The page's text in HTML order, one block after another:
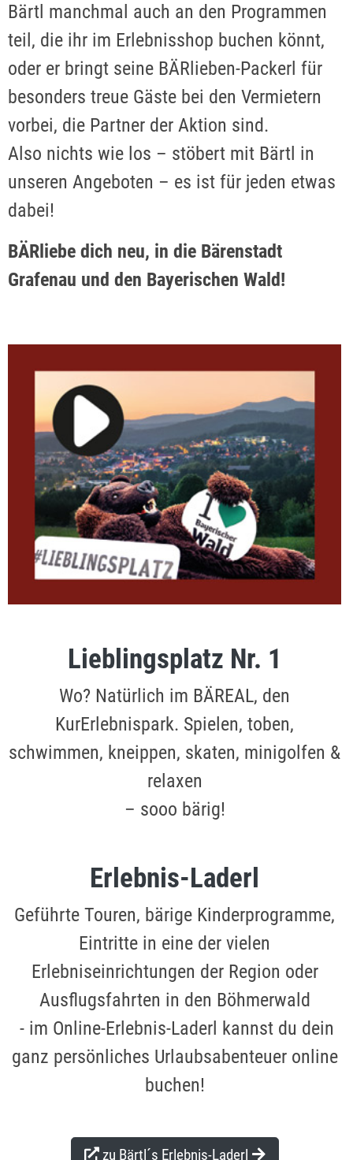
Bärtl manchmal auch an den Programmen
teil, die ihr im Erlebnisshop buchen könnt,
oder er bringt seine BÄRlieben-Packerl für
besonders treue Gäste bei den Vermietern
vorbei, die Partner der Aktion sind.
Also nichts wie los – stöbert mit Bärtl in
unseren Angeboten – es ist für jeden etwas
dabei!
BÄRliebe dich neu, in die Bärenstadt
Grafenau und den Bayerischen Wald!
Lieblingsplatz Nr. 1
Wo? Natürlich im BÄREAL, den
KurErlebnispark. Spielen, toben,
schwimmen, kneippen, skaten, minigolfen &
relaxen
– sooo bärig!
Erlebnis-Laderl
Geführte Touren, bärige Kinderprogramme,
Eintritte in eine der vielen
Erlebniseinrichtungen der Region oder
Ausflugsfahrten in den Böhmerwald
- im Online-Erlebnis-Laderl kannst du dein
ganz persönliches Urlaubsabenteuer online
buchen!
zu Bärtl´s Erlebnis-Laderl